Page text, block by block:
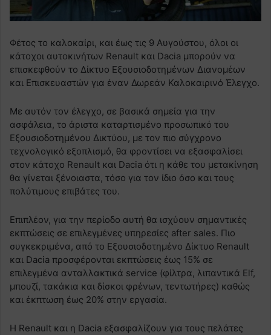
Φέτος το καλοκαίρι, και έως τις 9 Αυγούστου, όλοι οι
κάτοχοι αυτοκινήτων Renault και Dacia μπορούν να
επισκεφθούν το Δίκτυο Εξουσιοδοτημένων Διανομέων
και Επισκευαστών για έναν Δωρεάν Καλοκαιρινό Έλεγχο.
Με αυτόν τον έλεγχο, σε βασικά σημεία για την
ασφάλεια, το άριστα καταρτισμένο προσωπικό του
Εξουσιοδοτημένου Δικτύου, με τον πιο σύγχρονο
τεχνολογικό εξοπλισμό, θα φροντίσει να εξασφαλίσει
στον κάτοχο Renault και Dacia ότι η κάθε του μετακίνηση
θα γίνεται ξένοιαστα, τόσο για τον ίδιο όσο και τους
πολύτιμους επιβάτες του.
Επιπλέον, για την περίοδο αυτή θα ισχύουν σημαντικές
εκπτώσεις σε επιλεγμένες υπηρεσίες after sales. Πιο
συγκεκριμένα, από το Εξουσιοδοτημένο Δίκτυο Renault
και Dacia προσφέρονται εκπτώσεις έως 15% σε
επιλεγμένα ανταλλακτικά service (φίλτρα, λιπαντικά Elf,
μπουζί, τακάκια και δίσκοι φρένων, τεντωτήρες) καθώς
και έκπτωση έως 20% στην εργασία.
Η Renault και η Dacia εξασφαλίζουν για τους πελάτες